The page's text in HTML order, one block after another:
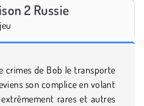
2 Russie
crimes de Bob le transporte
son complice en volant
rares et autres